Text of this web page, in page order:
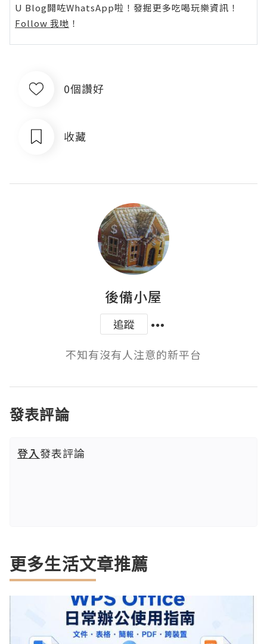
U Blog開咗WhatsApp啦！發掘更多吃喝玩樂資訊！
Follow 我哋 ！
0個讚好
收藏
後備小屋
追蹤
不知有沒有人注意的新平台
發表評論
登入發表評論
更多生活文章推薦